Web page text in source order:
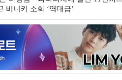
비니키 소화 ‘역대급’